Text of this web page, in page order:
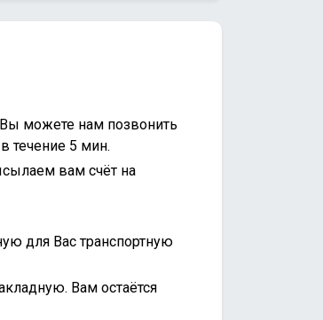
Вы можете нам позвонить
течение 5 мин.
вам счёт на
для Вас транспортную
Вам остаётся